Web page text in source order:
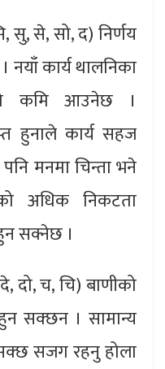
सु, से, सो, द) निर्णय
नयाँ कार्य थालनिका
कमि आउनेछ ।
हुनाले कार्य सहज
मनमा चिन्ता भने
अधिक निकटता
सक्नेछ ।
दो, च, चि) बाणीको
हुन सक्छन । सामान्य
सजग रहनु होला